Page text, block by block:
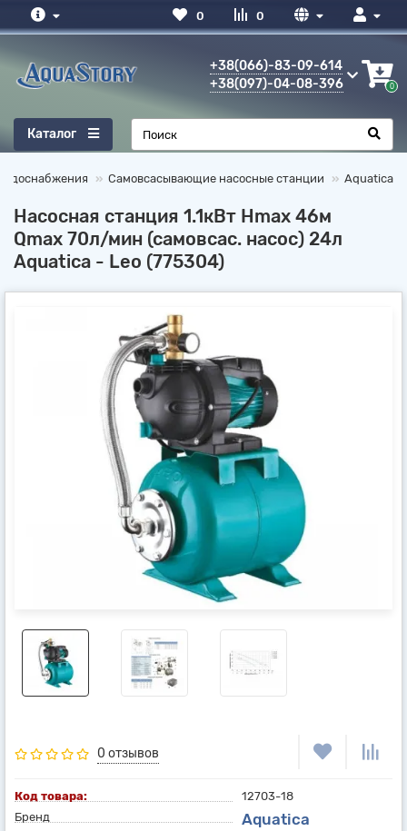
0
0
+38(066)-83-09-614
+38(097)-04-08-396
0
Каталог
Самовсасывающие насосные станции Aquatica
Насосная станция 1.1кВт Hmax 46м
Qmax 70л/мин (самовсас. насос) 24л
Aquatica - Leo (775304)
0 отзывов
Код товара:
12703-18
Бренд
Aquatica